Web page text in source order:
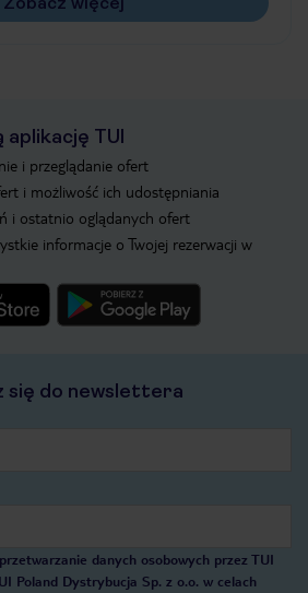
aplikację TUI
i przeglądanie ofert
i możliwość ich udostępniania
i ostatnio oglądanych ofert
informacje o Twojej rezerwacji w
się do newslettera
danych osobowych przez TUI
Poland Dystrybucja Sp. z o.o. w celach